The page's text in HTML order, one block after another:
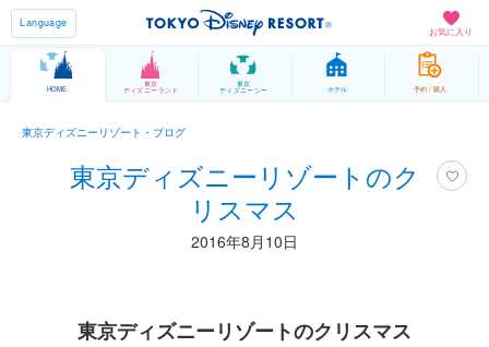
お気に入り
Language
HOME
東京
ディズニーランド
東京
ディズニーシー ホテル 予約 / 購入
東京ディズニーリゾート・ブログ
東京ディズニーリゾートのク
リスマス
2016年8月10日
東京ディズニーリゾートのクリスマス